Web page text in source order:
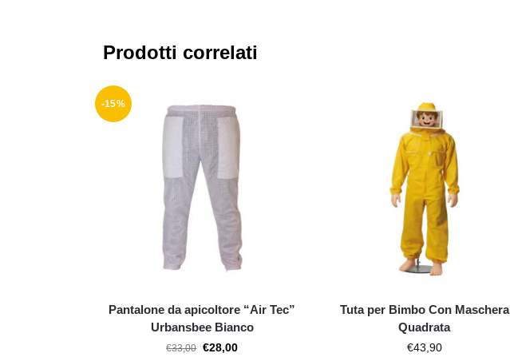
Prodotti correlati
-15%
Pantalone da apicoltore “Air Tec”
Urbansbee Bianco
€33,00 €28,00
Tuta per Bimbo Con Maschera
Quadrata
€43,90